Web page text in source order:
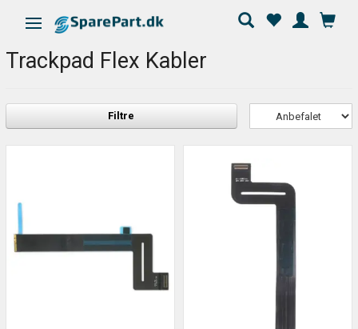
Skifte navigation
Trackpad Flex Kabler
Filtre